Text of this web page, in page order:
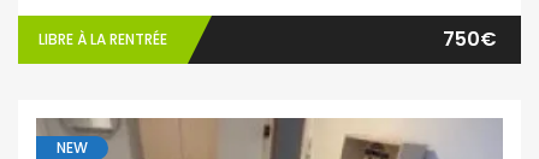
LIBRE À LA RENTRÉE 750€
NEW